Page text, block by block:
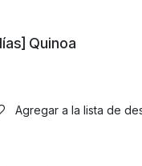
Quinoa
Agregar a la lista de